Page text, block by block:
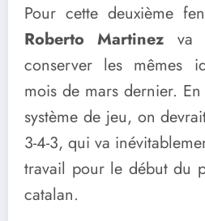
Pour cette deuxième
Roberto Martinez va
conserver les mêmes
mois de mars dernier.
système de jeu, on
3-4-3, qui va
travail pour le début du
catalan.